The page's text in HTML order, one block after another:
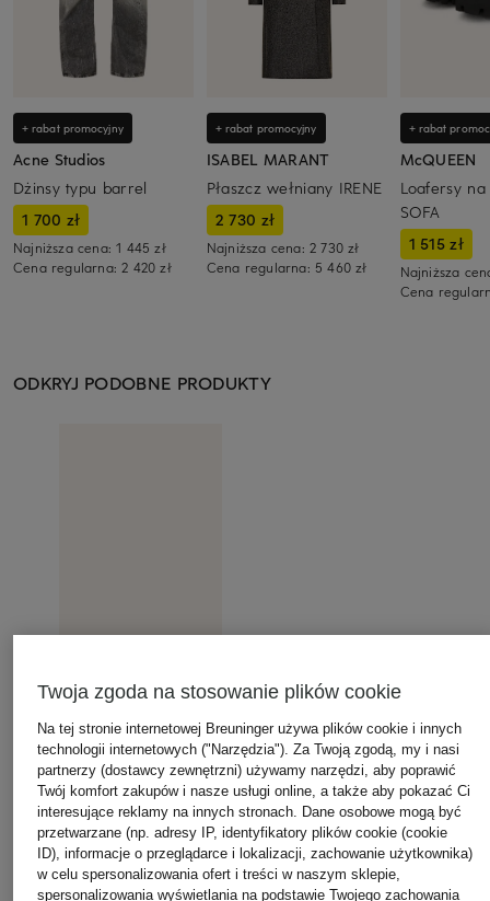
+ rabat promocyjny
Acne Studios
Dżinsy typu barrel
1 700 zł
Najniższa cena:1 445 zł
Cena regularna:2 420 zł
+ rabat promocyjny
ISABEL MARANT
Płaszcz wełniany IRENE
2 730 zł
Najniższa cena: 2 730 zł
Cena regularna: 5 460 zł
+ rabat
McQUEEN
Loafersy
SOFA
1 515 zł
Najniższa
Cena
ODKRYJ PODOBNE PRODUKTY
Twoja zgoda na stosowanie plików cookie
Na tej stronie internetowej Breuninger używa plików cookie i innych
technologii internetowych ("Narzędzia"). Za Twoją zgodą, my i nasi
partnerzy (dostawcy zewnętrzni) używamy narzędzi, aby poprawić
Twój komfort zakupów i nasze usługi online, a także aby pokazać Ci
interesujące reklamy na innych stronach. Dane osobowe mogą być
przetwarzane (np. adresy IP, identyfikatory plików cookie (cookie
ID), informacje o przeglądarce i lokalizacji, zachowanie użytkownika)
w celu spersonalizowania ofert i treści w naszym sklepie,
spersonalizowania wyświetlania na podstawie Twojego zachowania